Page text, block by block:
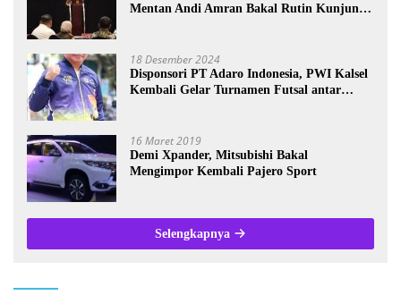
Mentan Andi Amran Bakal Rutin Kunjungi
18 Desember 2024
Disponsori PT Adaro Indonesia, PWI Kalsel
Kembali Gelar Turnamen Futsal antar
16 Maret 2019
Demi Xpander, Mitsubishi Bakal
Mengimpor Kembali Pajero Sport
Selengkapnya